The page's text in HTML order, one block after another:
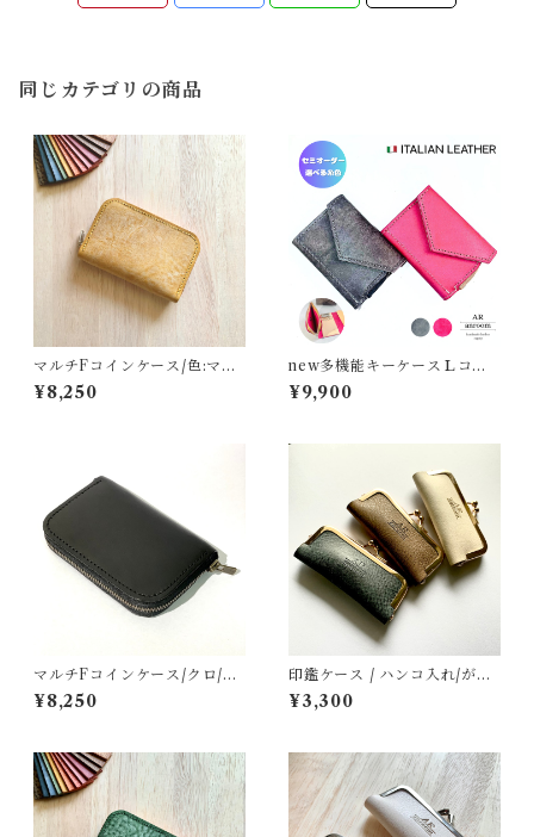
同じカテゴリの商品
マルチFコインケース/色:マス
タード/オイルワックス
¥8,250
new多機能キーケースＬコイ
ン/色:sピンク/スクラッチレザ
ー
¥9,900
マルチFコインケース/クロ/ス
ムース
¥8,250
印鑑ケース / ハンコ入れ/がま
口ゴールド色
¥3,300